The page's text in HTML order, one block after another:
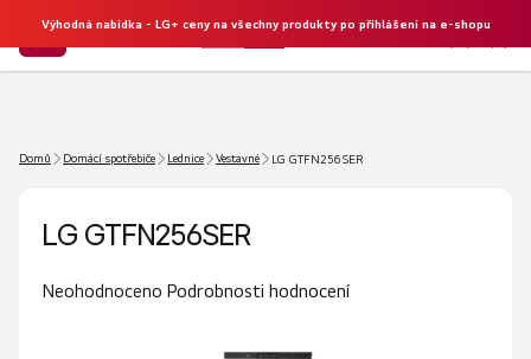
Výhodná nabídka - LG+ ceny na všechny produkty po přihlášení na e-shopu
Hledat
Domů Domácí spotřebiče Lednice Vestavné LG GTFN256SER
LG GTFN256SER
Průměrné
Neohodnoceno Podrobnosti hodnocení